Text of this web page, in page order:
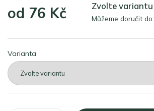
od 76 Kč Zvolte variantu
Můžeme doručit do:
Měrná
Varianta